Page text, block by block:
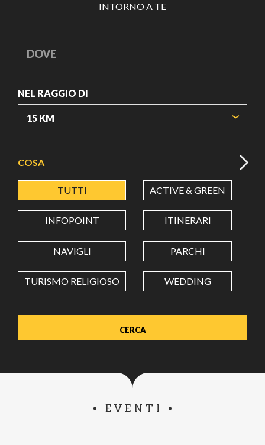
INTORNO A TE
DOVE
NEL RAGGIO DI
LATITUDINE
LONGITUDINE
Value in decimal degrees. Use dot (.) as decimal separator.
COSA
TUTTI ACTIVE & GREEN
INFOPOINT ITINERARI
NAVIGLI PARCHI
TURISMO RELIGIOSO WEDDING
EVENTI